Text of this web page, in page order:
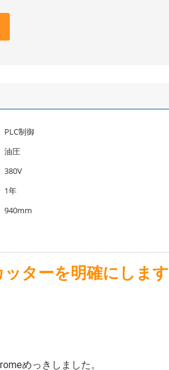
PLC制御
油圧
380V
1年
940mm
ターを明確にします
めっきしました。